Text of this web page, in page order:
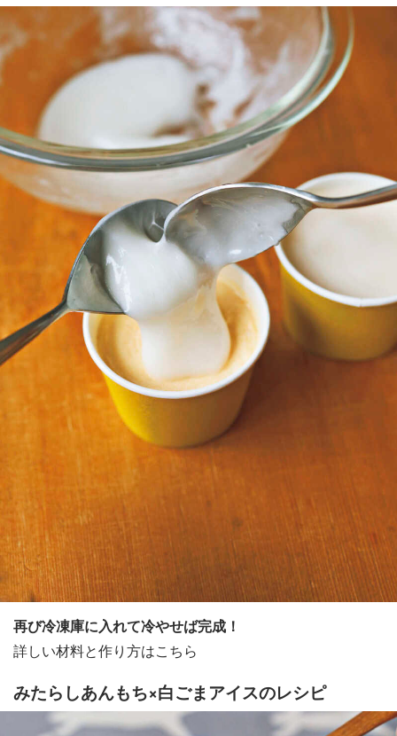
再び冷凍庫に入れて冷やせば完成！
詳しい材料と作り方はこちら
みたらしあんもち×白ごまアイスのレシピ